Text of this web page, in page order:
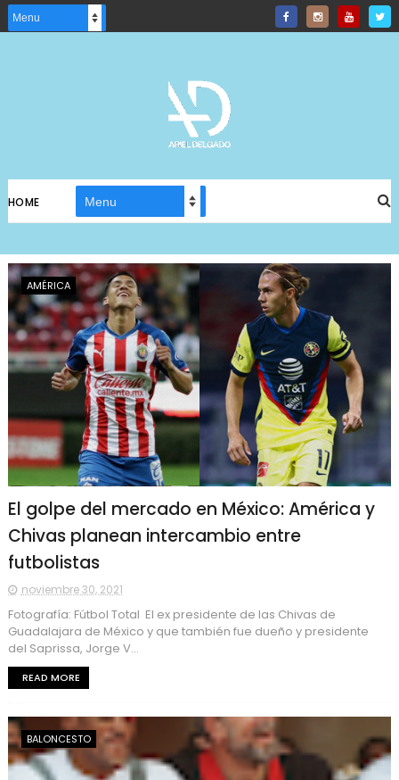
HOME
AMÉRICA
El golpe del mercado en México: América y
Chivas planean intercambio entre
futbolistas
noviembre 30, 2021
Fotografía: Fútbol Total El ex presidente de las Chivas de
Guadalajara de México y que también fue dueño y presidente
del Saprissa, Jorge V...
READ MORE
BALONCESTO